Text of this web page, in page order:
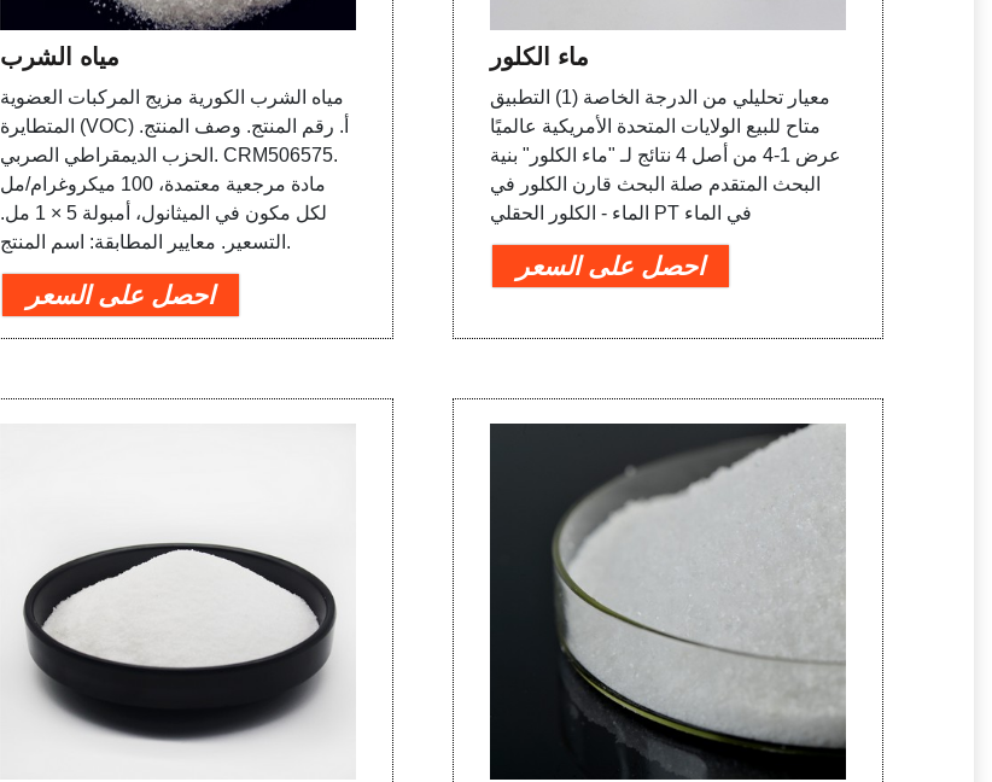
مياه الشرب
مياه الشرب الكورية مزيج المركبات العضوية
المتطايرة (VOC) أ. رقم المنتج. وصف المنتج.
الحزب الديمقراطي الصربي. CRM506575.
مادة مرجعية معتمدة، 100 ميكروغرام/مل
لكل مكون في الميثانول، أمبولة 5 × 1 مل.
التسعير. معايير المطابقة: اسم المنتج.
احصل على السعر
ماء الكلور
معيار تحليلي من الدرجة الخاصة (1) التطبيق
متاح للبيع الولايات المتحدة الأمريكية عالميًا
عرض 1-4 من أصل 4 نتائج لـ "ماء الكلور" بنية
البحث المتقدم صلة البحث قارن الكلور في
الماء - الكلور الحقلي PT في الماء
احصل على السعر